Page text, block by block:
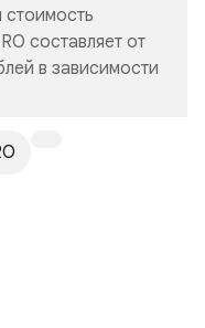
стоимость
составляет от
в зависимости